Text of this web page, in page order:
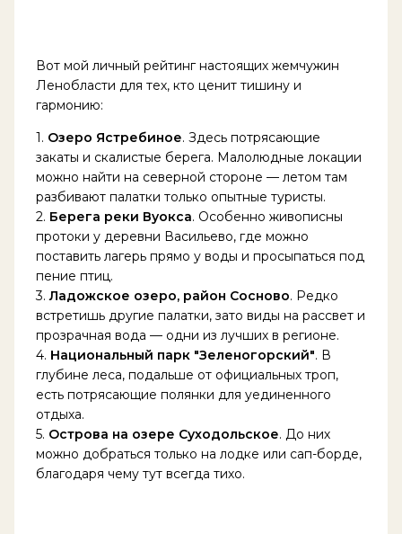
Вот мой личный рейтинг настоящих жемчужин
Ленобласти для тех, кто ценит тишину и
гармонию:
1. Озеро Ястребиное. Здесь потрясающие
закаты и скалистые берега. Малолюдные локации
можно найти на северной стороне — летом там
разбивают палатки только опытные туристы.
2. Берега реки Вуокса. Особенно живописны
протоки у деревни Васильево, где можно
поставить лагерь прямо у воды и просыпаться под
пение птиц.
3.Ладожское озеро, район Сосново. Редко
встретишь другие палатки, зато виды на рассвет и
прозрачная вода — одни из лучших в регионе.
4. Национальный парк "Зеленогорский". В
глубине леса, подальше от официальных троп,
есть потрясающие полянки для уединенного
отдыха.
5. Острова на озере Суходольское. До них
можно добраться только на лодке или сап-борде,
благодаря чему тут всегда тихо.